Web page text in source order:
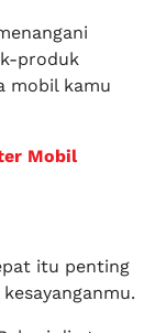
produk
mobil kamu
Mobil
itu penting